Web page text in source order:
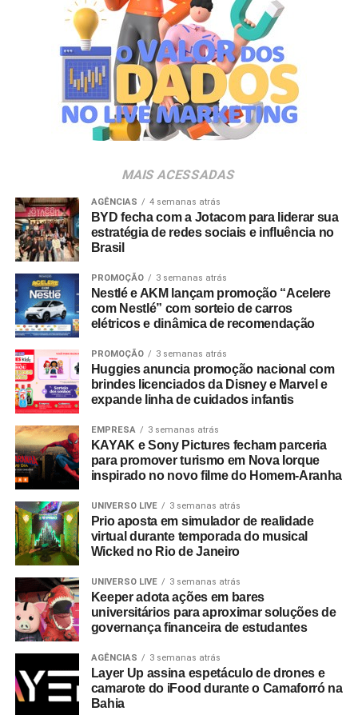
A produção do evento é assinada pela agência Banco_
em parceria com a Storymakers e a Cross Networking,
empresas pertencentes ao ecossistema da Holding
Clube. O projeto criativo mantém a assinatura “Brasil na
Veia”, conceito focado na valorização da cultura nacional,
da música e da hospitalidade carioca.
no canal oficial da Ticketmaster, com lote inicial a partir
de R$ 3.950,00. As demais atualizações e atrações do
evento serão divulgadas nos canais oficiais do camarote
nos próximos meses.
MAIS ACESSADAS
AGÊNCIAS 4 semanas atrás
BYD fecha com a Jotacom para liderar sua
estratégia de redes sociais e influência no
Brasil
PROMOÇÃO 3 semanas atrás
Nestlé e AKM lançam promoção “Acelere
com Nestlé” com sorteio de carros
elétricos e dinâmica de recomendação
PROMOÇÃO 3 semanas atrás
Huggies anuncia promoção nacional com
brindes licenciados da Disney e Marvel e
expande linha de cuidados infantis
EMPRESA 3 semanas atrás
KAYAK e Sony Pictures fecham parceria
para promover turismo em Nova Iorque
inspirado no novo filme do Homem-Aranha
UNIVERSO LIVE 3 semanas atrás
Prio aposta em simulador de realidade
virtual durante temporada do musical
Wicked no Rio de Janeiro
UNIVERSO LIVE 3 semanas atrás
Keeper adota ações em bares
universitários para aproximar soluções de
governança financeira de estudantes
AGÊNCIAS 3 semanas atrás
Layer Up assina espetáculo de drones e
camarote do iFood durante o Camaforró na
Bahia